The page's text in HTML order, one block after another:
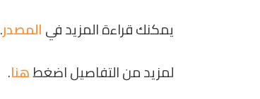
يمكنك قراءة المزيد فيالمصدر.
لمزيد من التفاصيل اضغطهنا.